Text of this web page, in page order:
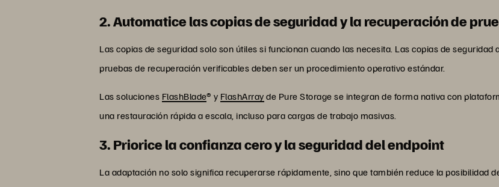
2. Automatice las copias de seguridad y la recuperación de
Las copias de seguridad solo son útiles si funcionan cuando las necesita. Las copias de
pruebas de recuperación verificables deben ser un procedimiento operativo estándar.
Las soluciones FlashBlade® y FlashArray de Pure Storage se integran de forma nativa con
una restauración rápida a escala, incluso para cargas de trabajo masivas.
3. Priorice la confianza cero y la seguridad del endpoint
La adaptación no solo significa recuperarse rápidamente, sino que también reduce la posibilidad